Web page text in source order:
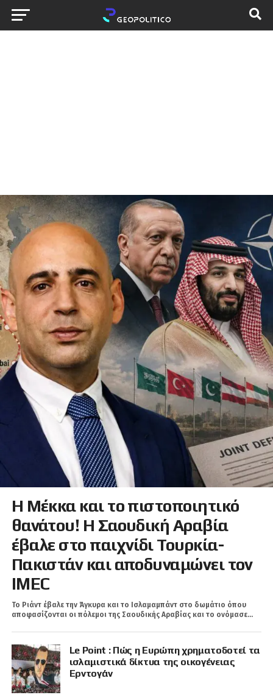
Η Μέκκα και το πιστοποιητικό
θανάτου! Η Σαουδική Αραβία
έβαλε στο παιχνίδι Τουρκία-
Πακιστάν και αποδυναμώνει τον
IMEC
Το Ριάντ έβαλε την Άγκυρα και τo Ισλαμαμπάντ στο δωμάτιο όπου
αποφασίζονται οι πόλεμοι της Σαουδικής Αραβίας και το ονόμασε...
Le Point : Πώς η Ευρώπη χρηματοδοτεί τα
ισλαμιστικά δίκτυα της οικογένειας
Ερντογάν